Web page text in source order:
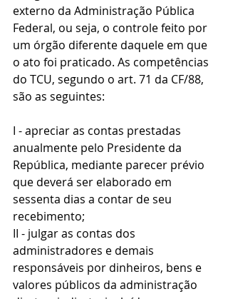
externo da Administração Pública
Federal, ou seja, o controle feito por
um órgão diferente daquele em que
o ato foi praticado. As competências
do TCU, segundo o art. 71 da CF/88,
são as seguintes:
I - apreciar as contas prestadas
anualmente pelo Presidente da
República, mediante parecer prévio
que deverá ser elaborado em
sessenta dias a contar de seu
recebimento;
II - julgar as contas dos
administradores e demais
responsáveis por dinheiros, bens e
valores públicos da administração